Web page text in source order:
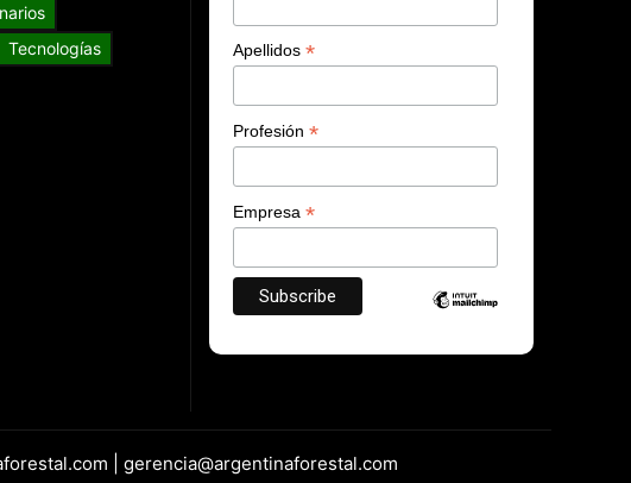
Tecnologías Apellidos*
Profesión*
Empresa*
| gerencia@argentinaforestal.com